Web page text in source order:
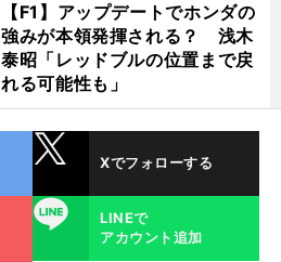
【F1】アップデートでホンダの
強みが本領発揮される？ 浅木
泰昭「レッドブルの位置まで戻
れる可能性も」
Xでフォローする
LINE
LINEで
アカウント追加